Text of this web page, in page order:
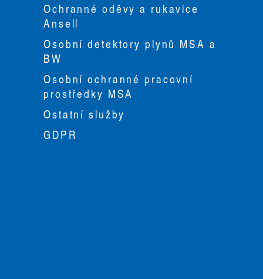
Ochranné oděvy a rukavice
Ansell
Osobní detektory plynů MSA a
BW
Osobní ochranné pracovní
prostředky MSA
Ostatní služby
GDPR